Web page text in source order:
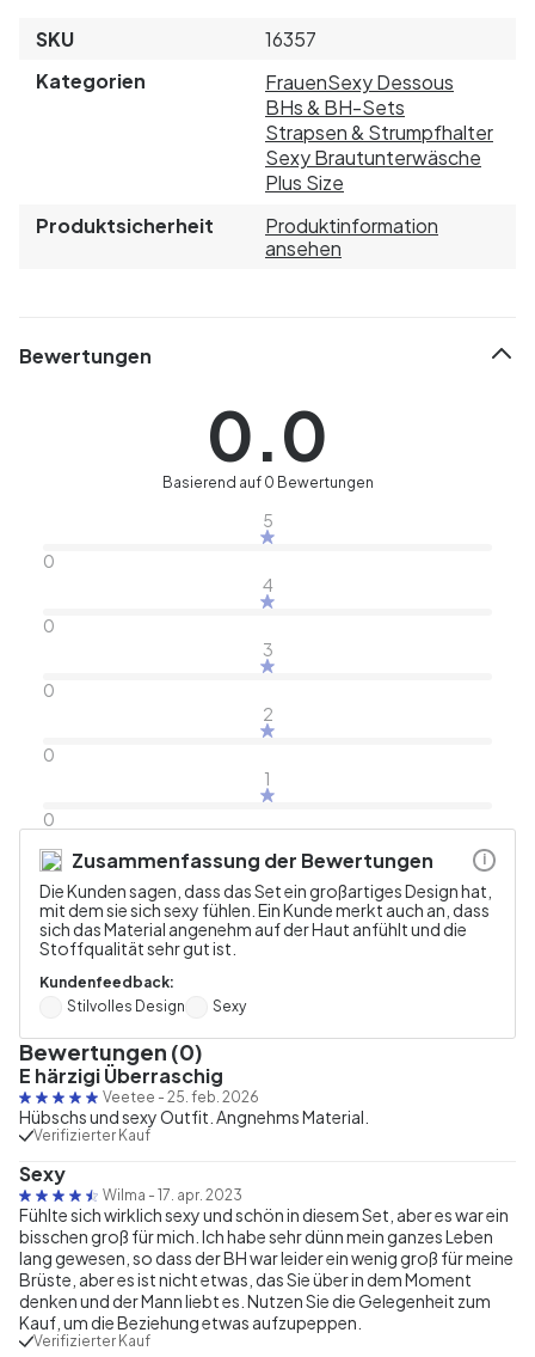
SKU
16357
Kategorien
FrauenSexy Dessous
BHs & BH-Sets
Strapsen & Strumpfhalter
Sexy Brautunterwäsche
Plus Size
Produktsicherheit
Produktinformation
ansehen
Bewertungen
0.0
Basierend auf 0 Bewertungen
5
0
4
0
3
0
2
0
1
0
Zusammenfassung der Bewertungen
Die Kunden sagen, dass das Set ein großartiges Design hat,
mit dem sie sich sexy fühlen. Ein Kunde merkt auch an, dass
sich das Material angenehm auf der Haut anfühlt und die
Stoffqualität sehr gut ist.
Kundenfeedback:
Stilvolles Design
Sexy
i
Bewertungen (0)
E härzigi Überraschig
Veetee - 25. feb. 2026
Hübschs und sexy Outfit. Angnehms Material.
Verifizierter Kauf
Sexy
Wilma - 17. apr. 2023
Fühlte sich wirklich sexy und schön in diesem Set, aber es war ein
bisschen groß für mich. Ich habe sehr dünn mein ganzes Leben
lang gewesen, so dass der BH war leider ein wenig groß für meine
Brüste, aber es ist nicht etwas, das Sie über in dem Moment
denken und der Mann liebt es. Nutzen Sie die Gelegenheit zum
Kauf, um die Beziehung etwas aufzupeppen.
Verifizierter Kauf